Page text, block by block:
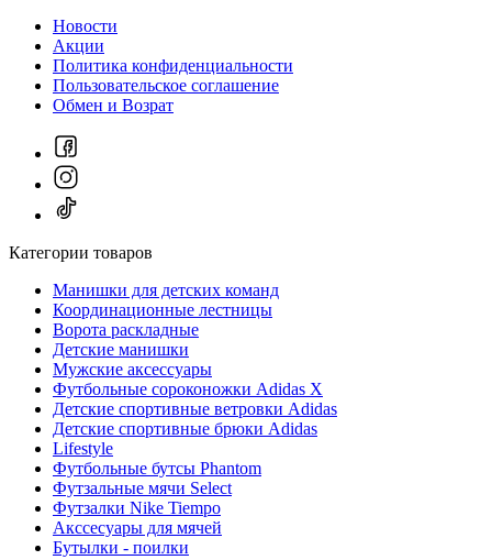
Новости
Акции
Политика конфиденциальности
Пользовательское соглашение
Обмен и Возрат
Категории товаров
Манишки для детских команд
Координационные лестницы
Ворота раскладные
Детские манишки
Мужские аксессуары
Футбольные сороконожки Adidas Х
Детские спортивные ветровки Adidas
Детские спортивные брюки Adidas
Lifestyle
Футбольные бутсы Phantom
Футзальные мячи Select
Футзалки Nike Tiempo
Акссесуары для мячей
Бутылки - поилки